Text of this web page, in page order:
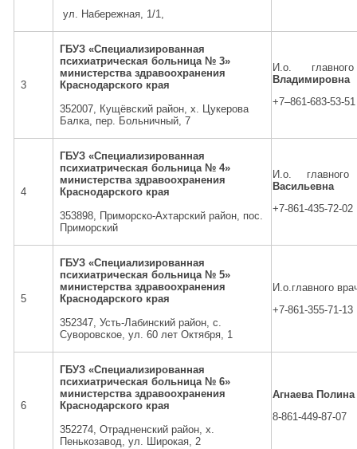
ул. Набережная, 1/1,
3
ГБУЗ «Специализированная
психиатрическая больница № 3»
министерства здравоохранения
Краснодарского края
352007, Кущёвский район, х. Цукерова
Балка, пер. Больничный, 7
И.о.
Владимировна
+7–861-683-53-51
4
ГБУЗ «Специализированная
психиатрическая больница № 4»
министерства здравоохранения
Краснодарского края
353898, Приморско-Ахтарский район, пос.
Приморский
И.о. главного
Васильевна
+7-861-435-72-02
5
ГБУЗ «Специализированная
психиатрическая больница № 5»
министерства здравоохранения
Краснодарского края
352347, Усть-Лабинский район, с.
Суворовское, ул. 60 лет Октября, 1
И.о.главного
+7-861-355-71-13
6
ГБУЗ «Специализированная
психиатрическая больница № 6»
министерства здравоохранения
Краснодарского края
352274, Отрадненский район, х.
Пенькозавод, ул. Широкая, 2
Агнаева
8-861-449-87-07